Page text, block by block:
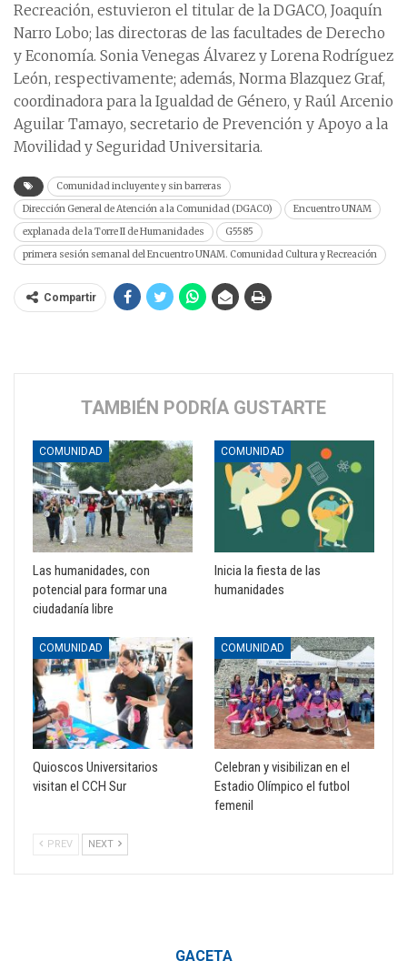
Recreación, estuvieron el titular de la DGACO, Joaquín
Narro Lobo; las directoras de las facultades de Derecho
y Economía. Sonia Venegas Álvarez y Lorena Rodríguez
León, respectivamente; además, Norma Blazquez Graf,
coordinadora para la Igualdad de Género, y Raúl Arcenio
Aguilar Tamayo, secretario de Prevención y Apoyo a la
Movilidad y Seguridad Universitaria.
Comunidad incluyente y sin barreras
Dirección General de Atención a la Comunidad (DGACO)
Encuentro UNAM
explanada de la Torre II de Humanidades
G5585
primera sesión semanal del Encuentro UNAM. Comunidad Cultura y Recreación
Compartir
TAMBIÉN PODRÍA GUSTARTE
COMUNIDAD
Las humanidades, con
potencial para formar una
ciudadanía libre
COMUNIDAD
Inicia la fiesta de las
humanidades
COMUNIDAD
Quioscos Universitarios
visitan el CCH Sur
COMUNIDAD
Celebran y visibilizan en el
Estadio Olímpico el futbol
femenil
PREV NEXT
GACETA